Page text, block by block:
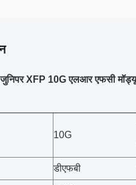
XFP 10G एलआर एफसी
10G
डीएफबी